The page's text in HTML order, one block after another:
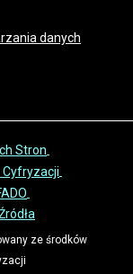
danych
ze środków